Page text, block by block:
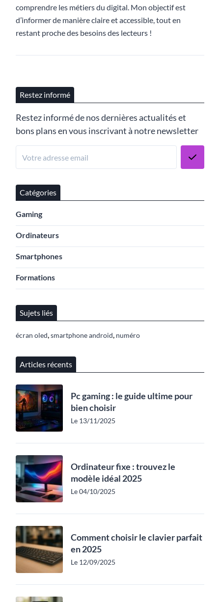
comprendre les métiers du digital. Mon objectif est
d’informer de manière claire et accessible, tout en
restant proche des besoins des lecteurs !
Restez informé
Restez informé de nos dernières actualités et
bons plans en vous inscrivant à notre newsletter
Catégories
Gaming
Ordinateurs
Smartphones
Formations
Sujets liés
écran oled,smartphone android, numéro
Articles récents
Pc gaming : le guide ultime pour
bien choisir
Le 13/11/2025
Ordinateur fixe : trouvez le
modèle idéal 2025
Le 04/10/2025
Comment choisir le clavier parfait
en 2025
Le 12/09/2025